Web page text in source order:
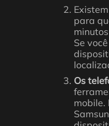
para
Se
Os
mobile.